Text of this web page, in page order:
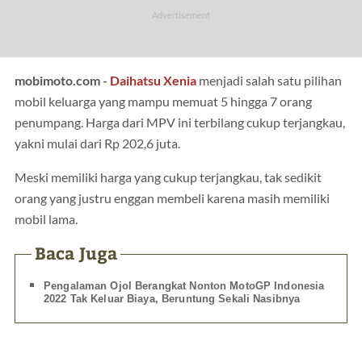
mobimoto.com - Daihatsu Xenia menjadi salah satu pilihan
mobil keluarga yang mampu memuat 5 hingga 7 orang
penumpang. Harga dari MPV ini terbilang cukup terjangkau,
yakni mulai dari Rp 202,6 juta.
Meski memiliki harga yang cukup terjangkau, tak sedikit
orang yang justru enggan membeli karena masih memiliki
mobil lama.
Baca Juga
Pengalaman Ojol Berangkat Nonton MotoGP Indonesia
2022 Tak Keluar Biaya, Beruntung Sekali Nasibnya